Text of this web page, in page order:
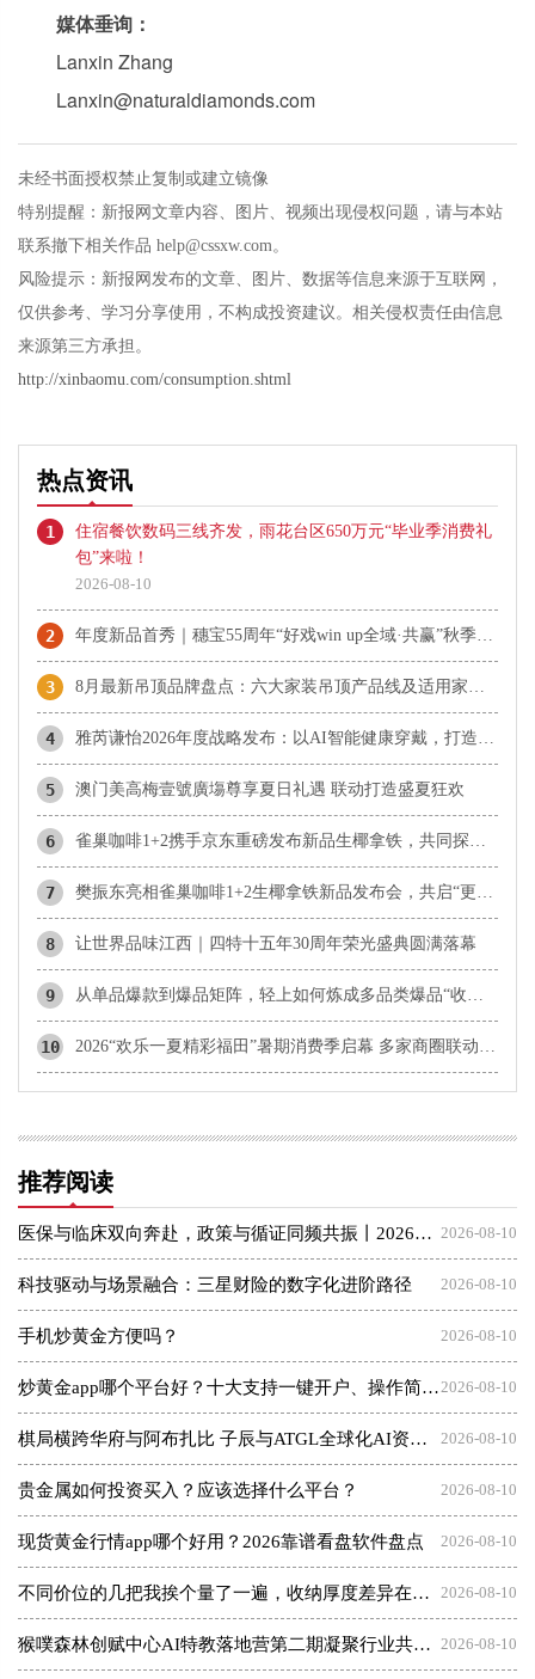
媒体垂询：
Lanxin Zhang
Lanxin@naturaldiamonds.com
未经书面授权禁止复制或建立镜像
特别提醒：新报网文章内容、图片、视频出现侵权问题，请与本站
联系撤下相关作品 help@cssxw.com。
风险提示：新报网发布的文章、图片、数据等信息来源于互联网，
仅供参考、学习分享使用，不构成投资建议。相关侵权责任由信息
来源第三方承担。
http://xinbaomu.com/consumption.shtml
热点资讯
1
住宿餐饮数码三线齐发，雨花台区650万元“毕业季消费礼
包”来啦！
2026-08-10
2 年度新品首秀｜穗宝55周年“好戏win up全域·共赢”秋季商务会即将启幕
3 8月最新吊顶品牌盘点：六大家装吊顶产品线及适用家庭整理
4 雅芮谦怡2026年度战略发布：以AI智能健康穿戴，打造美体知名品牌
5 澳门美高梅壹號廣塲尊享夏日礼遇 联动打造盛夏狂欢
6 雀巢咖啡1+2携手京东重磅发布新品生椰拿铁，共同探索咖啡消费新体验
7 樊振东亮相雀巢咖啡1+2生椰拿铁新品发布会，共启“更好喝椰”新体验
8 让世界品味江西｜四特十五年30周年荣光盛典圆满落幕
9 从单品爆款到爆品矩阵，轻上如何炼成多品类爆品“收割机”？
10 2026“欢乐一夏精彩福田”暑期消费季启幕 多家商圈联动打造夏日微醺与潮玩盛宴
推荐阅读
2026-08-10
医保与临床双向奔赴，政策与循证同频共振丨2026医保新政策下医疗与医保高质量发展交流会圆满落幕，谱写三医协同新篇章
2026-08-10
科技驱动与场景融合：三星财险的数字化进阶路径
2026-08-10
手机炒黄金方便吗？
2026-08-10
炒黄金app哪个平台好？十大支持一键开户、操作简单的交易软件
2026-08-10
​棋局横跨华府与阿布扎比 子辰与ATGL全球化AI资本突围战
2026-08-10
贵金属如何投资买入？应该选择什么平台？
2026-08-10
现货黄金行情app哪个好用？2026靠谱看盘软件盘点
2026-08-10
不同价位的几把我挨个量了一遍，收纳厚度差异在哪（附数据表）
2026-08-10
猴噗森林创赋中心AI特教落地营第二期凝聚行业共识共建质量新标杆